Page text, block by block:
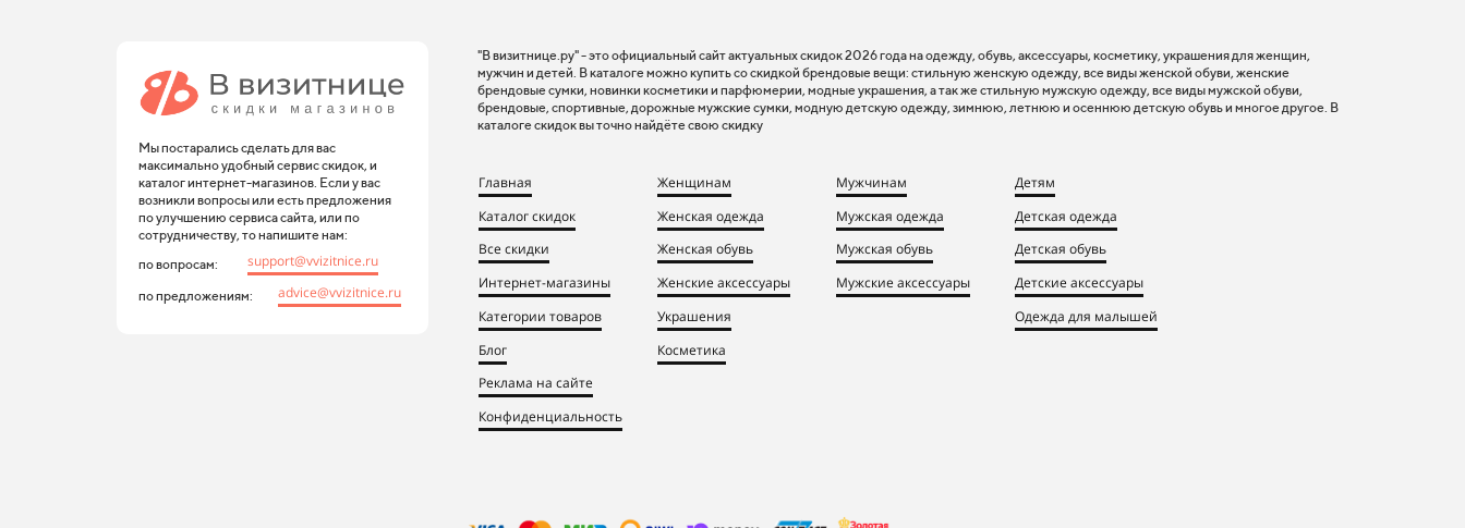
Мы постарались сделать для вас
максимально удобный сервис скидок, и
каталог интернет-магазинов. Если у вас
возникли вопросы или есть предложения
по улучшению сервиса сайта, или по
сотрудничеству, то напишите нам:
по вопросам:
support@vvizitnice.ru
по предложениям: advice@vvizitnice.ru
"В визитнице.ру" - это официальный сайт актуальных скидок 2026 года на одежду, обувь, аксессуары, косметику, украшения для женщин,
мужчин и детей. В каталоге можно купить со скидкой брендовые вещи: стильную женскую одежду, все виды женской обуви, женские
брендовые сумки, новинки косметики и парфюмерии, модные украшения, а так же стильную мужскую одежду, все виды мужской обуви,
брендовые, спортивные, дорожные мужские сумки, модную детскую одежду, зимнюю, летнюю и осеннюю детскую обувь и многое другое. В
каталоге скидок вы точно найдёте свою скидку
Главная
Каталог скидок
Все скидки
Интернет-магазины
Категории товаров
Блог
Реклама на сайте
Конфиденциальность
Женщинам
Женская одежда
Женская обувь
Женские аксессуары
Украшения
Косметика
Мужчинам
Мужская одежда
Мужская обувь
Мужские аксессуары
Детям
Детская одежда
Детская обувь
Детские аксессуары
Одежда для малышей